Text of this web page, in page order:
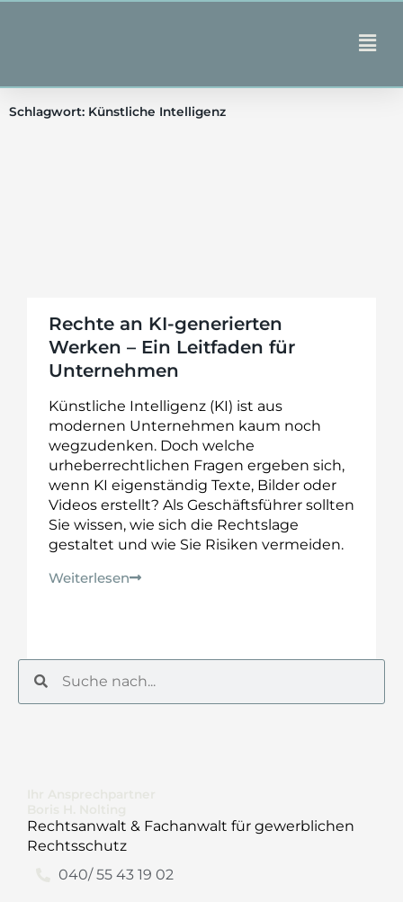
Main
Rechtsanwalt & Fachanwalt für gewerblichen
Rechtsschutz
040/ 55 43 19 02
Schlagwort: Künstliche Intelligenz
Rechte an KI-generierten
Werken – Ein Leitfaden für
Unternehmen
Künstliche Intelligenz (KI) ist aus
modernen Unternehmen kaum noch
wegzudenken. Doch welche
urheberrechtlichen Fragen ergeben sich,
wenn KI eigenständig Texte, Bilder oder
Videos erstellt? Als Geschäftsführer sollten
Sie wissen, wie sich die Rechtslage
gestaltet und wie Sie Risiken vermeiden.
Weiterlesen